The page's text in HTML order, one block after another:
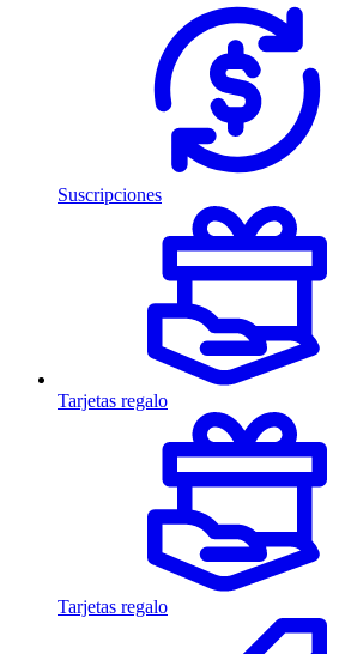
Suscripciones
Tarjetas regalo
Tarjetas regalo